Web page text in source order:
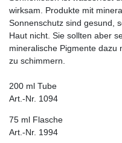
wirksam. Produkte mit
Sonnenschutz sind gesund,
Haut nicht. Sie sollten aber
mineralische Pigmente dazu
zu schimmern.
200 ml Tube
Art.-Nr. 1094
75 ml Flasche
Art.-Nr. 1994